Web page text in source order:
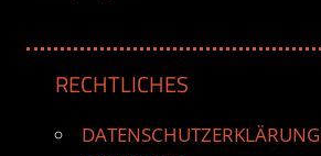
RECHTLICHES
DATENSCHUTZERKLÄRUNG